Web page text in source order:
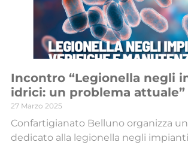
Incontro “Legionella negli
idrici: un problema attuale”
27 Marzo 2025
Confartigianato Belluno organizza
dedicato alla legionella negli